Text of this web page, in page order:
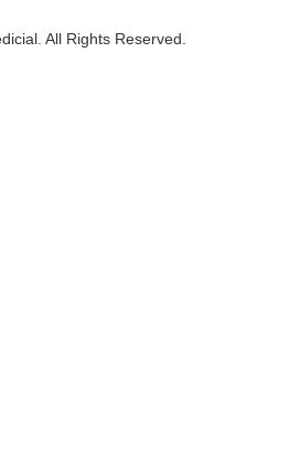
All Rights Reserved.